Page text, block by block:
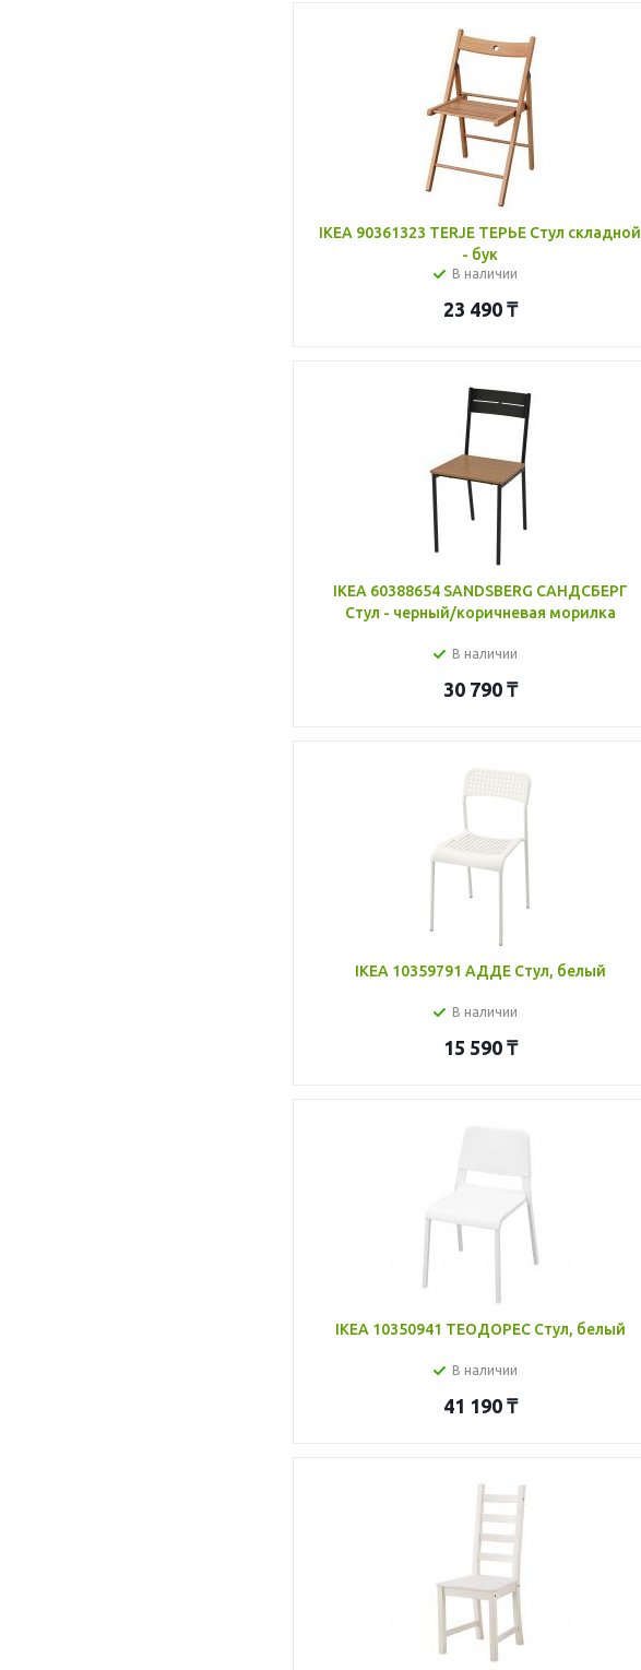
IKEA 90361323 TERJE ТЕРЬЕ Стул складной
- бук
В наличии
23 490₸
IKEA 60388654 SANDSBERG САНДСБЕРГ
Стул - черный/коричневая морилка
В наличии
30 790₸
IKEA 10359791 АДДЕ Стул, белый
В наличии
15 590₸
IKEA 10350941 ТЕОДОРЕС Стул, белый
В наличии
41 190₸